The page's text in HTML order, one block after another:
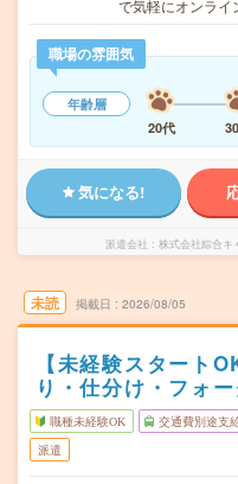
で気軽にオンラ
職場の雰囲気
年齢層
20代
気になる!
派遣会社 株式会社綜合キ
未読 掲載日 2026/08/05
【未経験スタート
り・仕分け・フォ
職種未経験OK 交通費別途支
派遣